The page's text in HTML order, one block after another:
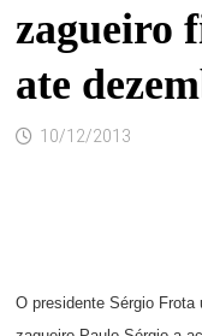
zagueiro
ate
10/12/2013
O presidente Sérgio